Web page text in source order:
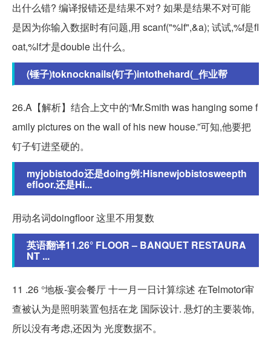
出什么错? 编译报错还是结果不对? 如果是结果不对可能
是因为你输入数据时有问题,用 scanf("%lf",&a); 试试,%f是fl
oat,%lf才是double 出什么。
(锤子)toknocknails(钉子)intothehard(_作业帮
26.A【解析】结合上文中的“Mr.Smith was hanging some f
amily pictures on the wall of his new house.”可知,他要把
钉子钉进坚硬的。
myjobistodo还是doing例:Hisnewjobistosweepth
efloor.还是Hi...
用动名词doingfloor 这里不用复数
英语翻译11.26° FLOOR – BANQUET RESTAURA
NT ...
11 .26 °地板-宴会餐厅 十一月一日计算综述 在Telmotor审
查被认为是照明装置包括在龙 国际设计. 悬灯的主要装饰,
所以没有考虑,还因为 光度数据不。